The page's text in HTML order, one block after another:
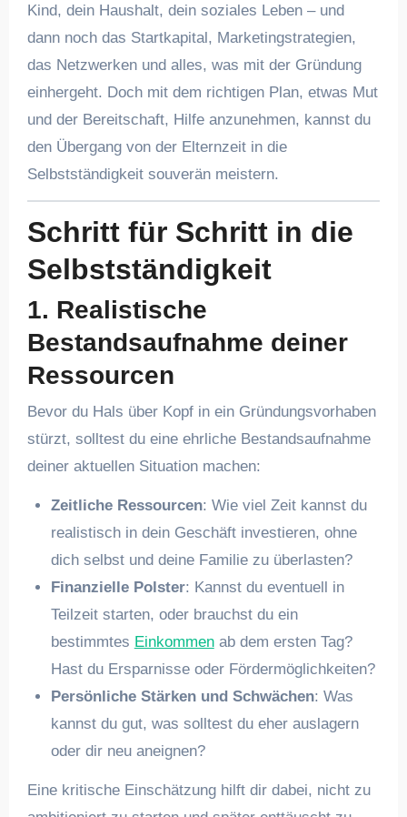
Kind, dein Haushalt, dein soziales Leben – und
dann noch das Startkapital, Marketingstrategien,
das Netzwerken und alles, was mit der Gründung
einhergeht. Doch mit dem richtigen Plan, etwas Mut
und der Bereitschaft, Hilfe anzunehmen, kannst du
den Übergang von der Elternzeit in die
Selbstständigkeit souverän meistern.
Schritt für Schritt in die
Selbstständigkeit
1. Realistische
Bestandsaufnahme deiner
Ressourcen
Bevor du Hals über Kopf in ein Gründungsvorhaben
stürzt, solltest du eine ehrliche Bestandsaufnahme
deiner aktuellen Situation machen:
Zeitliche Ressourcen: Wie viel Zeit kannst du
realistisch in dein Geschäft investieren, ohne
dich selbst und deine Familie zu überlasten?
Finanzielle Polster: Kannst du eventuell in
Teilzeit starten, oder brauchst du ein
bestimmtes Einkommenab dem ersten Tag?
Hast du Ersparnisse oder Fördermöglichkeiten?
Persönliche Stärken und Schwächen: Was
kannst du gut, was solltest du eher auslagern
oder dir neu aneignen?
Eine kritische Einschätzung hilft dir dabei, nicht zu